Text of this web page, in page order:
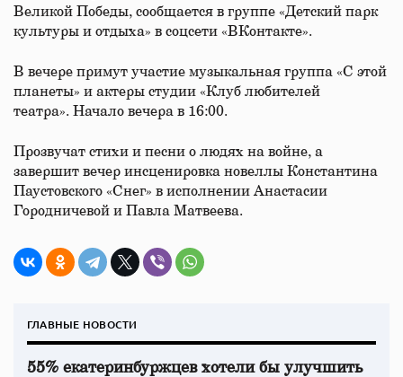
Великой Победы, сообщается в группе «Детский парк
культуры и отдыха» в соцсети «ВКонтакте».
В вечере примут участие музыкальная группа «С этой
планеты» и актеры студии «Клуб любителей
театра». Начало вечера в 16:00.
Прозвучат стихи и песни о людях на войне, а
завершит вечер инсценировка новеллы Константина
Паустовского «Снег» в исполнении Анастасии
Городничевой и Павла Матвеева.
ГЛАВНЫЕ НОВОСТИ
55% екатеринбуржцев хотели бы улучшить